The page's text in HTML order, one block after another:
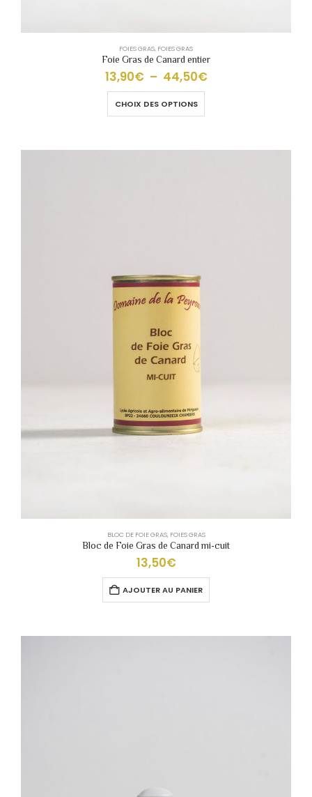
FOIES GRAS, FOIES GRAS
Foie Gras de Canard entier
13,90€ – 44,50€
CHOIX DES OPTIONS
BLOC DE FOIE GRAS, FOIES GRAS
Bloc de Foie Gras de Canard mi-cuit
13,50€
AJOUTER AU PANIER